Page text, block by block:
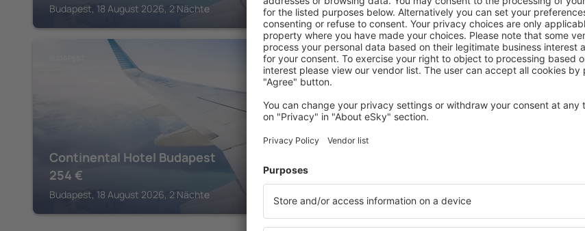
Budapest, 18 August 2026, 2 Nächte Budapest, 18 August 2026, 2 Nächte
Continental Hotel Budapest
254 €
Budapest, 18 August 2026, 2 Nächte
BUDAPEST
Anantara New York Palace Budapest - A
Budapest, 18 August 2026, 2 Nächte